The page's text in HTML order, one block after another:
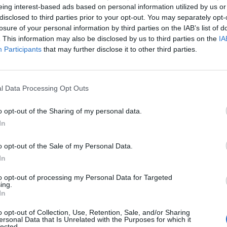
interest-based ads based on personal information utilized by us
to third parties prior to your opt-out. You may separately
of your personal information by third parties on the IAB’s list of
This information may also be disclosed by us to third parties on the
Participants that may further disclose it to other third parties.
Data Processing Opt Outs
opt-out of the Sharing of my personal data.
opt-out of the Sale of my Personal Data.
opt-out of processing my Personal Data for Targeted
opt-out of Collection, Use, Retention, Sale, and/or Sharing
Data that Is Unrelated with the Purposes for which it
Pubblicato il 15 Dicembre 2016
Il contenuto di questo commento esprime il pensiero dell'autore e
che rimane autonoma e indipendente. I messaggi inclusi nei commenti
lettori che possono essere automaticamente pubblicati senza filtro
a siti esterni verranno rimossi in automatico dal sistema.
truffa
Mercato del lavoro,
Milano
Giunta Orlandi adotta il
piano attuativo